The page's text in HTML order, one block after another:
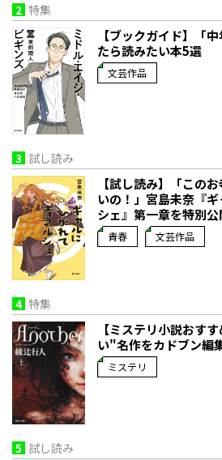
2 特集
【ブックガイド】「
たら読みたい本5選
文芸作品
3 試し読み
【試し読み】「この
いの！」宮島未奈『
シェ』第一章を特別公
青春 文芸作品
4 特集
【ミステリ小説おす
い"名作をカドブン編
ミステリ
5 試し読み